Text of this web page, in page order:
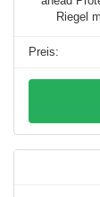
Riegel